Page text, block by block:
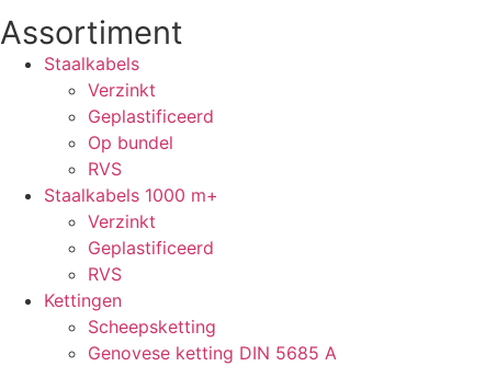
Assortiment
Staalkabels
Verzinkt
Geplastificeerd
Op bundel
RVS
Staalkabels 1000 m+
Verzinkt
Geplastificeerd
RVS
Kettingen
Scheepsketting
Genovese ketting DIN 5685 A